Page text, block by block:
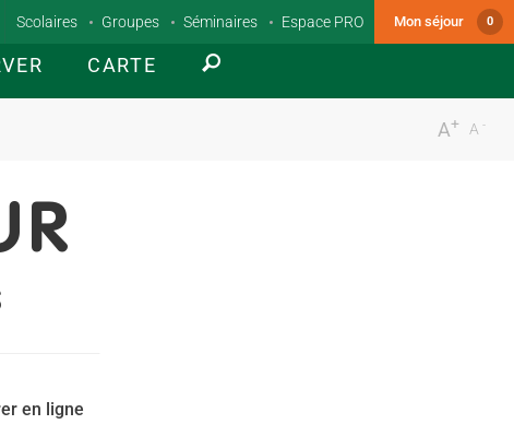
CARTE
Scolaires Groupes Séminaires Espace PRO Mon séjour 0
-
A
+
A
en ligne